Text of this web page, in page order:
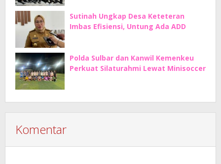
Sutinah Ungkap Desa Keteteran
Imbas Efisiensi, Untung Ada ADD
Polda Sulbar dan Kanwil Kemenkeu
Perkuat Silaturahmi Lewat Minisoccer
Komentar